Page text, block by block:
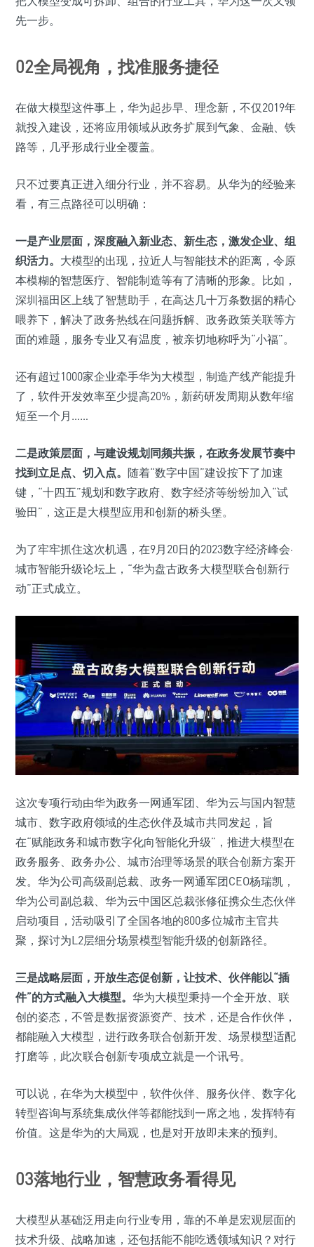
先一步。
02全局视角，找准服务捷径
在做大模型这件事上，华为起步早、理念新，不仅2019年
就投入建设，还将应用领域从政务扩展到气象、金融、铁
路等，几乎形成行业全覆盖。
只不过要真正进入细分行业，并不容易。从华为的经验来
看，有三点路径可以明确：
一是产业层面，深度融入新业态、新生态，激发企业、组
织活力。 大模型的出现，拉近人与智能技术的距离，令原
本模糊的智慧医疗、智能制造等有了清晰的形象。比如，
深圳福田区上线了智慧助手，在高达几十万条数据的精心
喂养下，解决了政务热线在问题拆解、政务政策关联等方
面的难题，服务专业又有温度，被亲切地称呼为“小福”。
还有超过1000家企业牵手华为大模型，制造产线产能提升
了，软件开发效率至少提高20%，新药研发周期从数年缩
短至一个月……
二是政策层面，与建设规划同频共振，在政务发展节奏中
找到立足点、切入点。 随着“数字中国”建设按下了加速
键，“十四五”规划和数字政府、数字经济等纷纷加入“试
验田”，这正是大模型应用和创新的桥头堡。
为了牢牢抓住这次机遇，在9月20日的2023数字经济峰会·
城市智能升级论坛上，“华为盘古政务大模型联合创新行
动”正式成立。
这次专项行动由华为政务一网通军团、华为云与国内智慧
城市、数字政府领域的生态伙伴及城市共同发起，旨
在“赋能政务和城市数字化向智能化升级”，推进大模型在
政务服务、政务办公、城市治理等场景的联合创新方案开
发。华为公司高级副总裁、政务一网通军团CEO杨瑞凯，
华为公司副总裁、华为云中国区总裁张修征携众生态伙伴
启动项目，活动吸引了全国各地的800多位城市主官共
聚，探讨为L2层细分场景模型智能升级的创新路径。
三是战略层面，开放生态促创新，让技术、伙伴能以“插
件”的方式融入大模型。 华为大模型秉持一个全开放、联
创的姿态，不管是数据资源资产、技术，还是合作伙伴，
都能融入大模型，进行政务联合创新开发、场景模型适配
打磨等，此次联合创新专项成立就是一个讯号。
可以说，在华为大模型中，软件伙伴、服务伙伴、数字化
转型咨询与系统集成伙伴等都能找到一席之地，发挥特有
价值。这是华为的大局观，也是对开放即未来的预判。
03落地行业，智慧政务看得见
大模型从基础泛用走向行业专用，靠的不单是宏观层面的
技术升级、战略加速，还包括能不能吃透领域知识？对行